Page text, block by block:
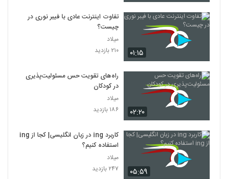
۰۱:۱۵
تفاوت اینترنت عادی با فیبر نوری در
چیست؟
میلاد
۲۱۰ بازدید
۰۲:۲۰
راه‌های تقویت حس مسئولیت‌پذیری
در کودکان
میلاد
۱۸۶ بازدید
۰۵:۵۹
کاربرد ing در زبان انگلیسی| کجا از ing
استفاده کنیم؟
میلاد
۲۴۷ بازدید